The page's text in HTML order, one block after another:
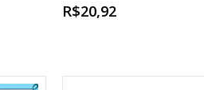
R$20,92